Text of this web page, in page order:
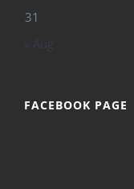
31
« Aug
FACEBOOK PAGE